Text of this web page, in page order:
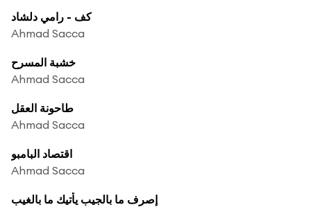
كف - رامي دلشاد
Ahmad Sacca
خشبة المسرح
Ahmad Sacca
طاحونة العقل
Ahmad Sacca
اقتصاد البامبو
Ahmad Sacca
إصرف ما بالجيب يأتيك ما بالغيب